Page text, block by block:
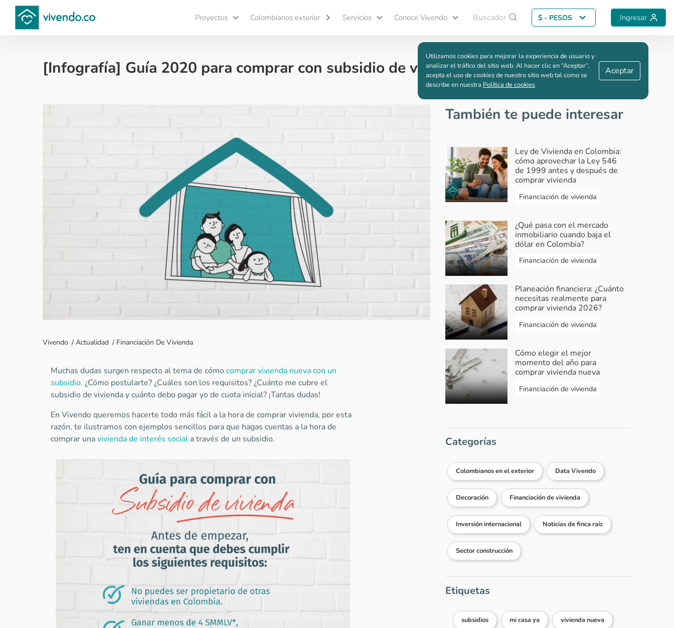
Proyectos Colombianos exterior Servicios Conoce Vivendo Buscador $ - PESOS Ingresar
[Infografía] Guía 2020 para comprar con subsidio de vivienda
Vivendo / Actualidad / Financiación De Vivienda
Muchas dudas surgen respecto al tema de cómocomprar vivienda nueva con un
subsidio. ¿Cómo postularte? ¿Cuáles son los requisitos? ¿Cuánto me cubre el
subsidio de vivienda y cuánto debo pagar yo de cuota inicial? ¡Tantas dudas!
En Vivendo queremos hacerte todo más fácil a la hora de comprar vivienda, por esta
razón, te ilustramos con ejemplos sencillos para que hagas cuentas a la hora de
comprar unavivienda de interés sociala través de un subsidio.
También te puede interesar
Ley de Vivienda en Colombia:
cómo aprovechar la Ley 546
de 1999 antes y después de
comprar vivienda
Financiación de vivienda
¿Qué pasa con el mercado
inmobiliario cuando baja el
dólar en Colombia?
Financiación de vivienda
Planeación financiera: ¿Cuánto
necesitas realmente para
comprar vivienda 2026?
Financiación de vivienda
Cómo elegir el mejor
momento del año para
comprar vivienda nueva
Financiación de vivienda
Categorías
Colombianos en el exterior Data Vivendo
Decoración Financiación de vivienda
Inversión internacional Noticias de finca raíz
Sector construcción
Etiquetas
subsidios mi casa ya vivienda nueva
Utilizamos cookies para mejorar la experiencia de usuario y
analizar el tráfico del sitio web. Al hacer clic en “Aceptar“,
acepta el uso de cookies de nuestro sitio web tal como se
describe en nuestra Política de cookies
Aceptar
Compara proyectos Guardar comparación